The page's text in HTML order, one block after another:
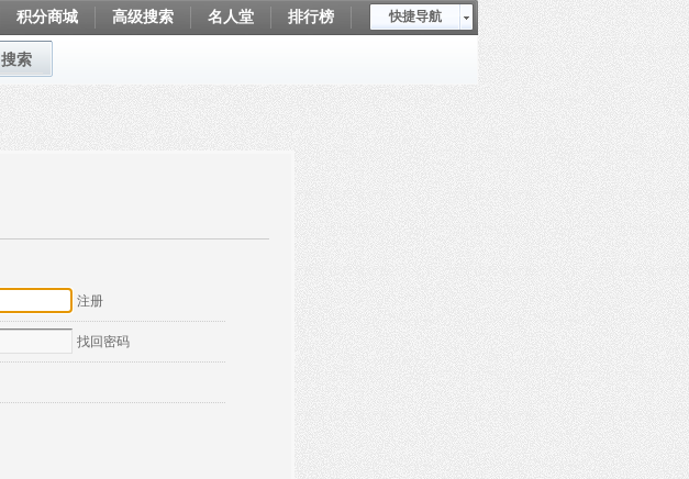
快捷导航
积分商城 高级搜索 名人堂
排行榜
搜索
注册
找回密码